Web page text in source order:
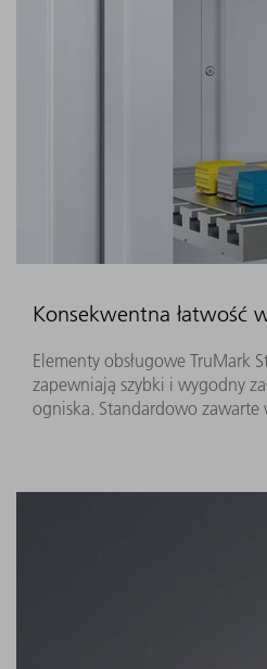
Konsekwentna łatwość
Elementy obsługowe TruMark
zapewniają szybki i wygodny
ogniska. Standardowo